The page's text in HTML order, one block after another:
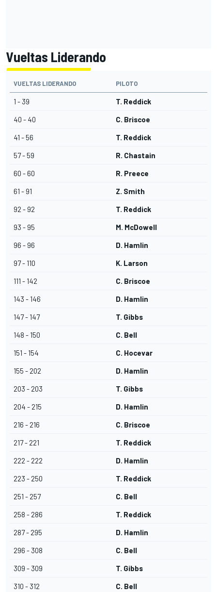
Vueltas Liderando
VUELTAS LIDERANDO PILOTO
1 - 39 T. Reddick
40 - 40 C. Briscoe
41 - 56 T. Reddick
57 - 59 R. Chastain
60 - 60 R. Preece
61 - 91 Z. Smith
92 - 92 T. Reddick
93 - 95 M. McDowell
96 - 96 D. Hamlin
97 - 110 K. Larson
111 - 142 C. Briscoe
143 - 146 D. Hamlin
147 - 147 T. Gibbs
148 - 150 C. Bell
151 - 154 C. Hocevar
155 - 202 D. Hamlin
203 - 203 T. Gibbs
204 - 215 D. Hamlin
216 - 216 C. Briscoe
217 - 221 T. Reddick
222 - 222 D. Hamlin
223 - 250 T. Reddick
251 - 257 C. Bell
258 - 286 T. Reddick
287 - 295 D. Hamlin
296 - 308 C. Bell
309 - 309 T. Gibbs
310 - 312 C. Bell